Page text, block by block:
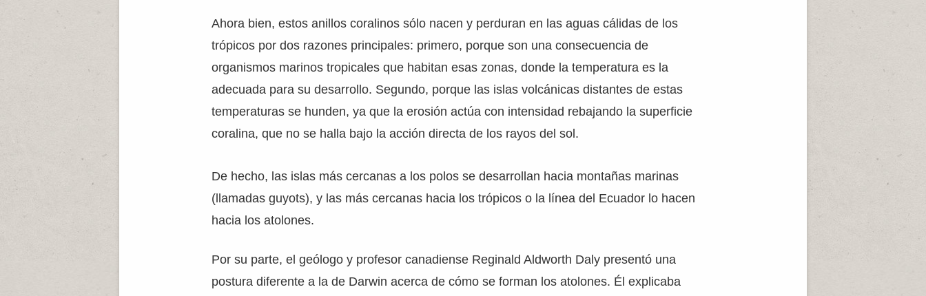
Ahora bien, estos anillos coralinos sólo nacen y perduran en las aguas cálidas de los
trópicos por dos razones principales: primero, porque son una consecuencia de
organismos marinos tropicales que habitan esas zonas, donde la temperatura es la
adecuada para su desarrollo. Segundo, porque las islas volcánicas distantes de estas
temperaturas se hunden, ya que la erosión actúa con intensidad rebajando la superficie
coralina, que no se halla bajo la acción directa de los rayos del sol.
De hecho, las islas más cercanas a los polos se desarrollan hacia montañas marinas
(llamadas guyots), y las más cercanas hacia los trópicos o la línea del Ecuador lo hacen
hacia los atolones.
Por su parte, el geólogo y profesor canadiense Reginald Aldworth Daly presentó una
postura diferente a la de Darwin acerca de cómo se forman los atolones. Él explicaba